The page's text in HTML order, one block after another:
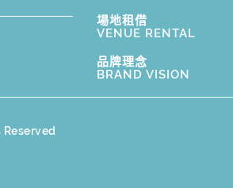
場地租借
VENUE RENTAL
品牌理念
BRAND VISION